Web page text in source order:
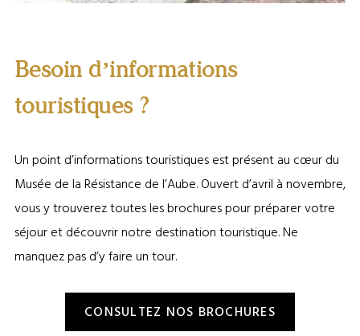
Besoin d’informations
touristiques ?
Un point d’informations touristiques est présent au cœur du
Musée de la Résistance de l’Aube. Ouvert d’avril à novembre,
vous y trouverez toutes les brochures pour préparer votre
séjour et découvrir notre destination touristique. Ne
manquez pas d’y faire un tour.
CONSULTEZ NOS BROCHURES